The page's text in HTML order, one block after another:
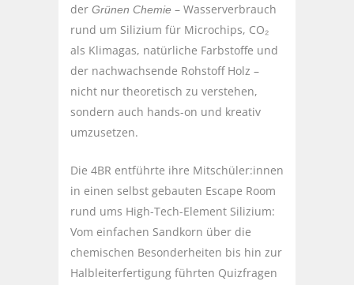
der Grünen Chemie – Wasserverbrauch
rund um Silizium für Microchips, CO₂
als Klimagas, natürliche Farbstoffe und
der nachwachsende Rohstoff Holz –
nicht nur theoretisch zu verstehen,
sondern auch hands-on und kreativ
umzusetzen.
Die 4BR entführte ihre Mitschüler:innen
in einen selbst gebauten Escape Room
rund ums High-Tech-Element Silizium:
Vom einfachen Sandkorn über die
chemischen Besonderheiten bis hin zur
Halbleiterfertigung führten Quizfragen